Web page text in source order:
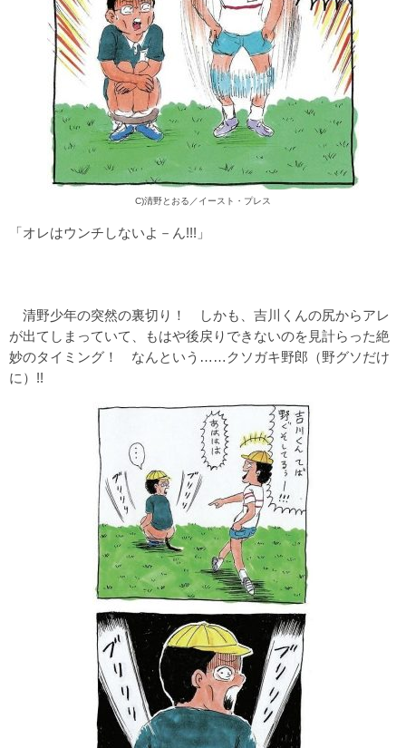
C)清野とおる／イースト・プレス
「オレはウンチしないよ－ん!!!」
清野少年の突然の裏切り！ しかも、吉川くんの尻からアレ
が出てしまっていて、もはや後戻りできないのを見計らった絶
妙のタイミング！ なんという……クソガキ野郎（野グソだけ
に）!!